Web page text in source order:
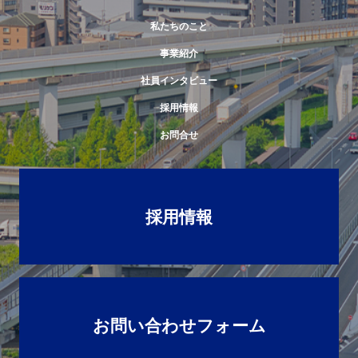
私たちのこと
事業紹介
社員インタビュー
採用情報
お問合せ
採用情報
お問い合わせフォーム